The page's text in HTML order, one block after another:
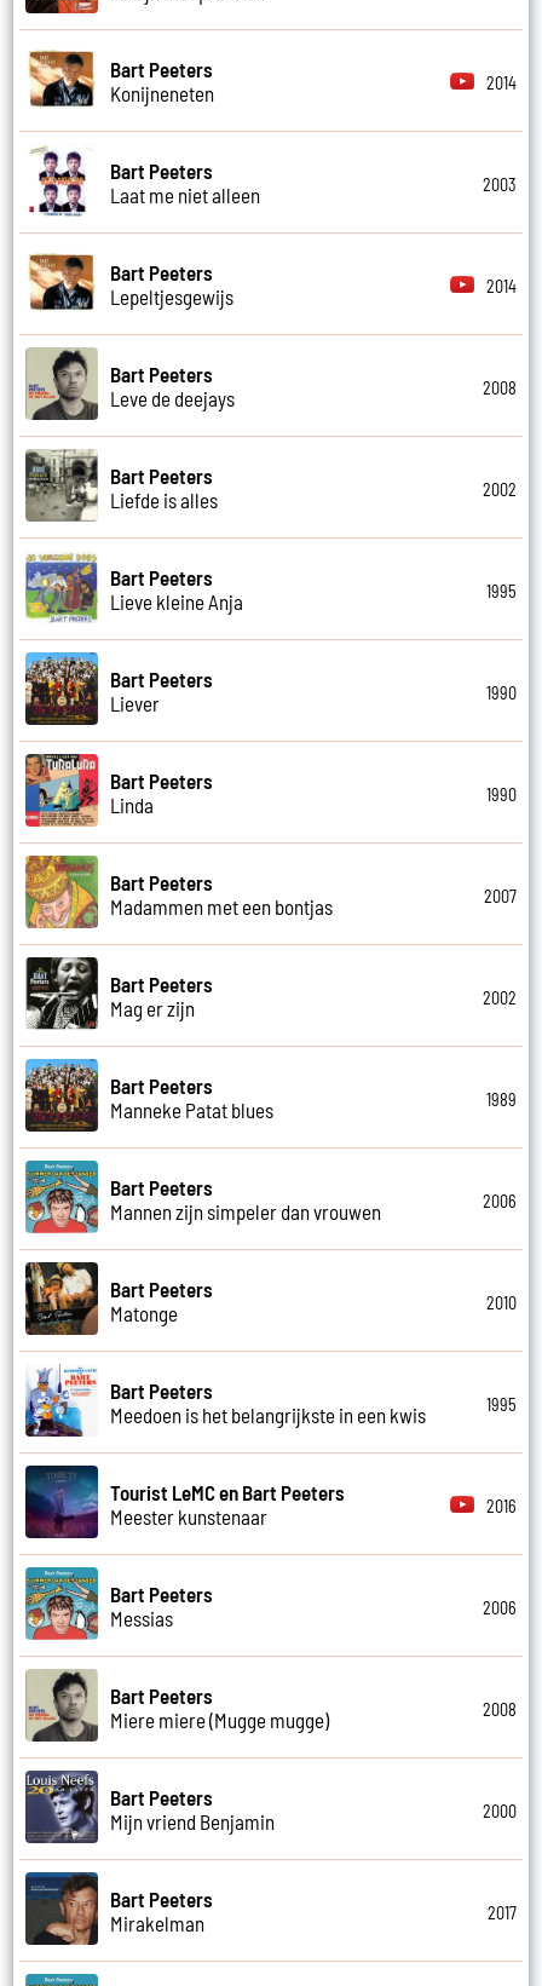
Bart Peeters
Konijneneten
2014
Bart Peeters
Laat me niet alleen
2003
Bart Peeters
Lepeltjesgewijs
2014
Bart Peeters
Leve de deejays
2008
Bart Peeters
Liefde is alles
2002
Bart Peeters
Lieve kleine Anja
1995
Bart Peeters
Liever
1990
Bart Peeters
Linda
1990
Bart Peeters
Madammen met een bontjas
2007
Bart Peeters
Mag er zijn
2002
Bart Peeters
Manneke Patat blues
1989
Bart Peeters
Mannen zijn simpeler dan vrouwen
2006
Bart Peeters
Matonge
2010
Bart Peeters
Meedoen is het belangrijkste in een kwis
1995
Tourist LeMC en Bart Peeters
Meester kunstenaar
2016
Bart Peeters
Messias
2006
Bart Peeters
Miere miere (Mugge mugge)
2008
Bart Peeters
Mijn vriend Benjamin
2000
Bart Peeters
Mirakelman
2017